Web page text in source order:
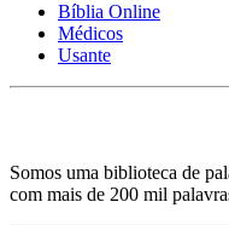
Bíblia Online
Médicos
Usante
Somos uma biblioteca de
com mais de 200 mil